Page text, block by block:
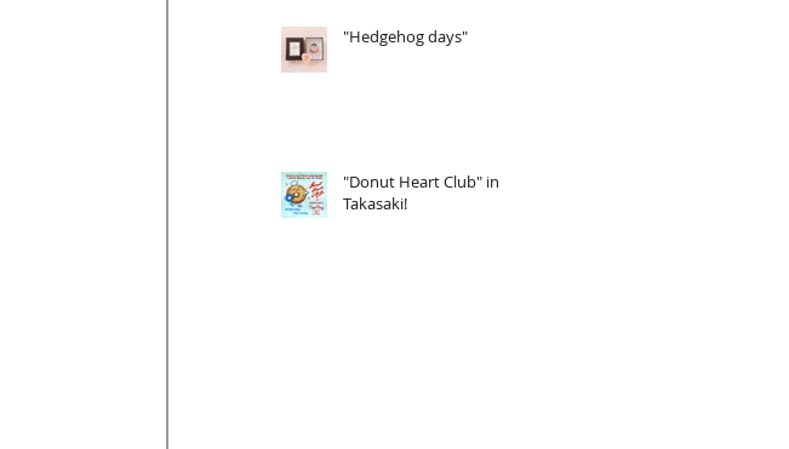
"Hedgehog days"
"Donut Heart Club" in
Takasaki!